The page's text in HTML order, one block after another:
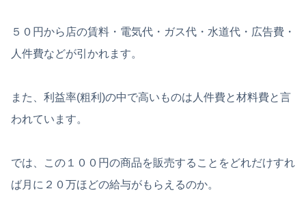
５０円から店の賃料・電気代・ガス代・水道代・広告費・
人件費などが引かれます。
また、利益率(粗利)の中で高いものは人件費と材料費と言
われています。
では、この１００円の商品を販売することをどれだけすれ
ば月に２０万ほどの給与がもらえるのか。